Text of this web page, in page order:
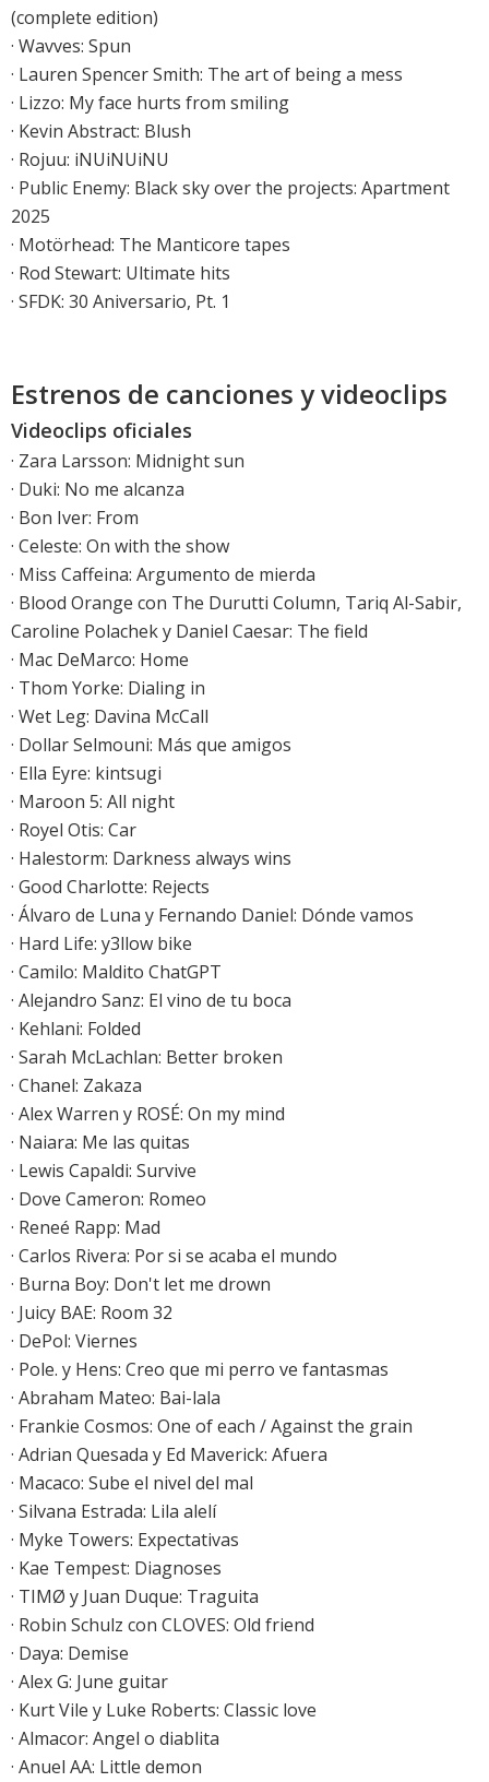
(complete edition)
· Wavves: Spun
· Lauren Spencer Smith: The art of being a mess
· Lizzo: My face hurts from smiling
· Kevin Abstract: Blush
· Rojuu: iNUiNUiNU
· Public Enemy: Black sky over the projects: Apartment
2025
· Motörhead: The Manticore tapes
· Rod Stewart: Ultimate hits
· SFDK: 30 Aniversario, Pt. 1
Estrenos de canciones y videoclips
Videoclips oficiales
· Zara Larsson: Midnight sun
· Duki: No me alcanza
· Bon Iver: From
· Celeste: On with the show
· Miss Caffeina: Argumento de mierda
· Blood Orange con The Durutti Column, Tariq Al-Sabir,
Caroline Polachek y Daniel Caesar: The field
· Mac DeMarco: Home
· Thom Yorke: Dialing in
· Wet Leg: Davina McCall
· Dollar Selmouni: Más que amigos
· Ella Eyre: kintsugi
· Maroon 5: All night
· Royel Otis: Car
· Halestorm: Darkness always wins
· Good Charlotte: Rejects
· Álvaro de Luna y Fernando Daniel: Dónde vamos
· Hard Life: y3llow bike
· Camilo: Maldito ChatGPT
· Alejandro Sanz: El vino de tu boca
· Kehlani: Folded
· Sarah McLachlan: Better broken
· Chanel: Zakaza
· Alex Warren y ROSÉ: On my mind
· Naiara: Me las quitas
· Lewis Capaldi: Survive
· Dove Cameron: Romeo
· Reneé Rapp: Mad
· Carlos Rivera: Por si se acaba el mundo
· Burna Boy: Don't let me drown
· Juicy BAE: Room 32
· DePol: Viernes
· Pole. y Hens: Creo que mi perro ve fantasmas
· Abraham Mateo: Bai-lala
· Frankie Cosmos: One of each / Against the grain
· Adrian Quesada y Ed Maverick: Afuera
· Macaco: Sube el nivel del mal
· Silvana Estrada: Lila alelí
· Myke Towers: Expectativas
· Kae Tempest: Diagnoses
· TIMØ y Juan Duque: Traguita
· Robin Schulz con CLOVES: Old friend
· Daya: Demise
· Alex G: June guitar
· Kurt Vile y Luke Roberts: Classic love
· Almacor: Angel o diablita
· Anuel AA: Little demon